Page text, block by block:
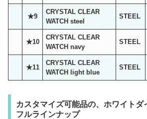
★9
CRYSTAL CLEAR
WATCH steel
STEEL
★10
CRYSTAL CLEAR
WATCH navy
STEEL
★11
CRYSTAL CLEAR
WATCH light blue
STEEL
カスタマイズ可能品の、ホワイトダ
フルラインナップ